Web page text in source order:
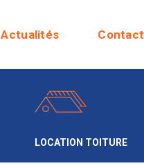
Actualités Contact
LOCATION TOITURE